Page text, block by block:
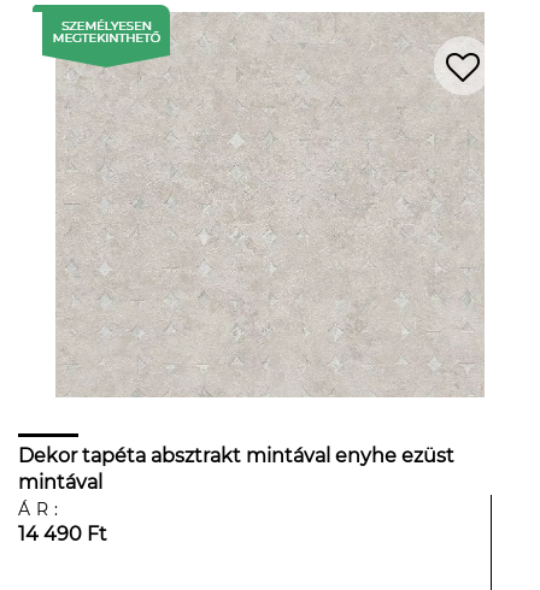
Dekor tapéta absztrakt mintával enyhe ezüst
mintával
ÁR:
14 490 Ft